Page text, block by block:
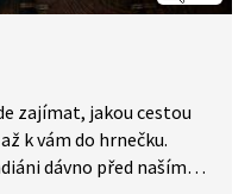
zajímat, jakou cestou
k vám do hrnečku.
dávno před naším